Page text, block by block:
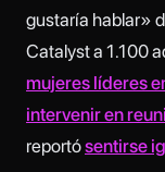
gustaría hablar»
Catalyst a 1.100
mujeres líderes
intervenir en
reportósentirse